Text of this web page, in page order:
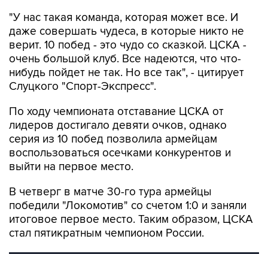
"У нас такая команда, которая может все. И
даже совершать чудеса, в которые никто не
верит. 10 побед - это чудо со сказкой. ЦСКА -
очень большой клуб. Все надеются, что что-
нибудь пойдет не так. Но все так", - цитирует
Слуцкого "Спорт-Экспресс".
По ходу чемпионата отставание ЦСКА от
лидеров достигало девяти очков, однако
серия из 10 побед позволила армейцам
воспользоваться осечками конкурентов и
выйти на первое место.
В четверг в матче 30-го тура армейцы
победили "Локомотив" со счетом 1:0 и заняли
итоговое первое место. Таким образом, ЦСКА
стал пятикратным чемпионом России.